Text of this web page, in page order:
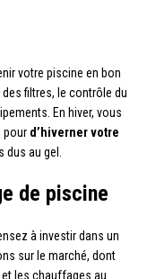
votre piscine en bon
filtres, le contrôle du
En hiver, vous
pour d’hiverner votre
au gel.
de piscine
à investir dans un
sur le marché, dont
les chauffages au